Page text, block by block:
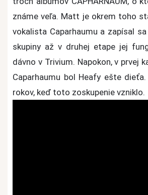
známe veľa. Matt je okrem toho
vokalista Caparhaumu a zapísal
skupiny až v druhej etape jej
dávno v Trivium. Napokon, v prvej
Caparhaumu bol Heafy ešte
rokov, keď toto zoskupenie vzniklo.